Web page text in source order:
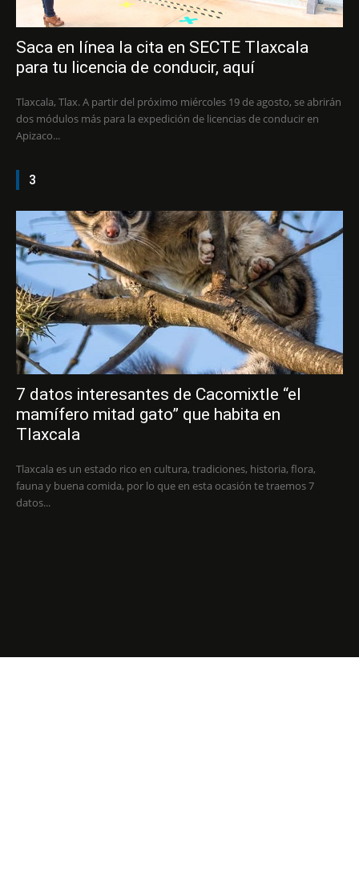
Saca en línea la cita en SECTE Tlaxcala
para tu licencia de conducir, aquí
Tlaxcala, Tlax. A partir del próximo miércoles 19 de agosto, se abrirán
dos módulos más para la expedición de licencias de conducir en
Apizaco...
3
7 datos interesantes de Cacomixtle “el
mamífero mitad gato” que habita en
Tlaxcala
Tlaxcala es un estado rico en cultura, tradiciones, historia, flora,
fauna y buena comida, por lo que en esta ocasión te traemos 7
datos...